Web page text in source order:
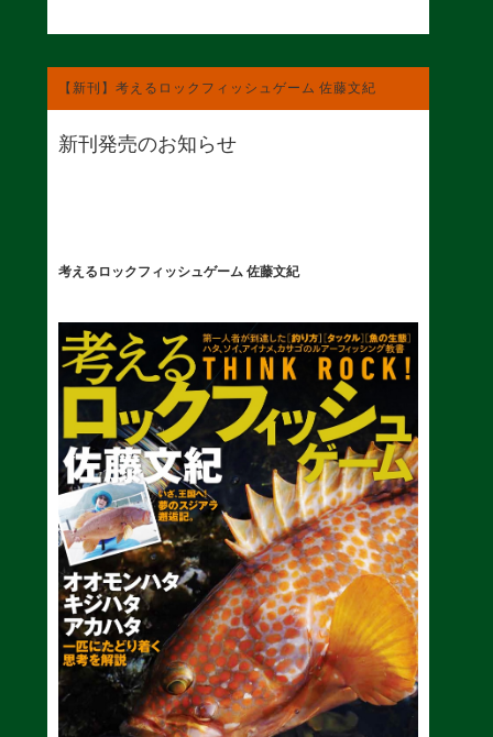
【新刊】考えるロックフィッシュゲーム 佐藤文紀
新刊発売のお知らせ
考えるロックフィッシュゲーム 佐藤文紀